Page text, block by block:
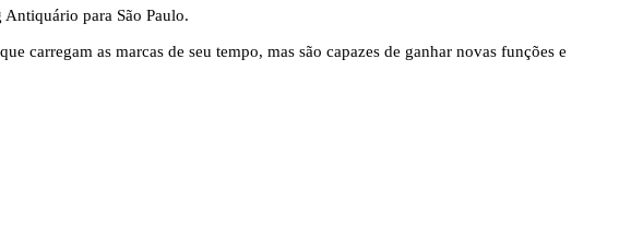
para São Paulo.
carregam as marcas de seu tempo, mas são capazes de ganhar novas funções e